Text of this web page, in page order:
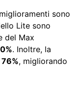
sono
Lite sono
del Max
. Inoltre, la
76%, migliorando